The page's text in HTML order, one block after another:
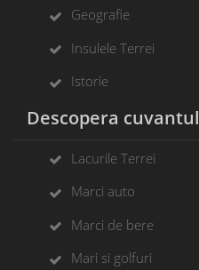
Geografie
Insulele Terrei
Istorie
Descopera cuvantul
Lacurile Terrei
Marci auto
Marci de bere
Mari si golfuri